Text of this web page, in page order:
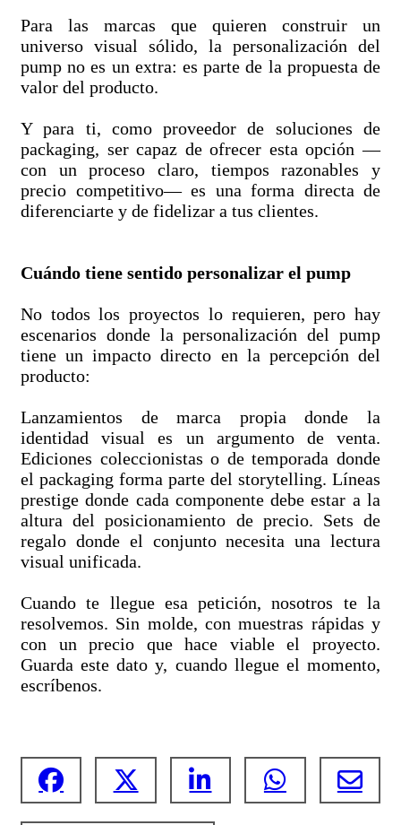
Para las marcas que quieren construir un
universo visual sólido, la personalización del
pump no es un extra: es parte de la propuesta de
valor del producto.
Y para ti, como proveedor de soluciones de
packaging, ser capaz de ofrecer esta opción —
con un proceso claro, tiempos razonables y
precio competitivo— es una forma directa de
diferenciarte y de fidelizar a tus clientes.
Cuándo tiene sentido personalizar el pump
No todos los proyectos lo requieren, pero hay
escenarios donde la personalización del pump
tiene un impacto directo en la percepción del
producto:
Lanzamientos de marca propia donde la
identidad visual es un argumento de venta.
Ediciones coleccionistas o de temporada donde
el packaging forma parte del storytelling. Líneas
prestige donde cada componente debe estar a la
altura del posicionamiento de precio. Sets de
regalo donde el conjunto necesita una lectura
visual unificada.
Cuando te llegue esa petición, nosotros te la
resolvemos. Sin molde, con muestras rápidas y
con un precio que hace viable el proyecto.
Guarda este dato y, cuando llegue el momento,
escríbenos.